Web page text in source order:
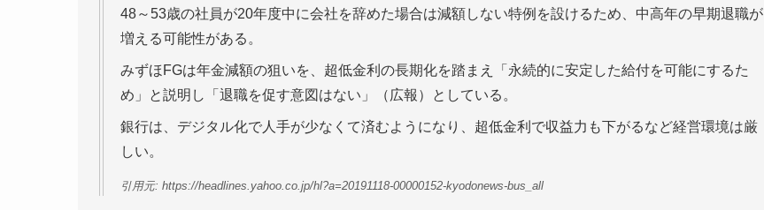
48～53歳の社員が20年度中に会社を辞めた場合は減額しない特例を設けるため、中高年の早期退職が
増える可能性がある。
みずほFGは年金減額の狙いを、超低金利の長期化を踏まえ「永続的に安定した給付を可能にするた
め」と説明し「退職を促す意図はない」（広報）としている。
銀行は、デジタル化で人手が少なくて済むようになり、超低金利で収益力も下がるなど経営環境は厳
しい。
引用元: https://headlines.yahoo.co.jp/hl?a=20191118-00000152-kyodonews-bus_all